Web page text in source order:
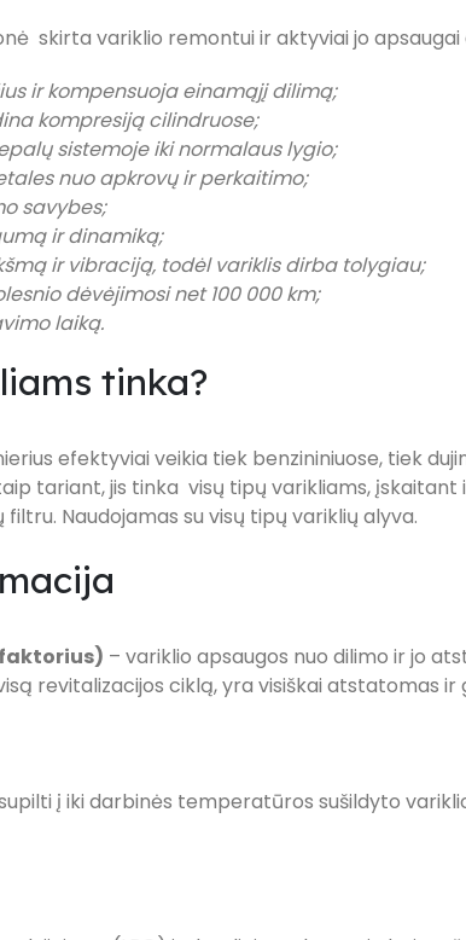
skirta variklio remontui ir aktyviai jo
ir kompensuoja einamąjį dilimą;
kompresiją cilindruose;
sistemoje iki normalaus lygio;
nuo apkrovų ir perkaitimo;
savybes;
ir dinamiką;
ir vibraciją, todėl variklis dirba tolygiau;
dėvėjimosi net 100 000 km;
laiką.
tinka?
efektyviai veikia tiek benzininiuose, tiek
tariant, jis tinka visų tipų varikliams,
Naudojamas su visų tipų variklių alyva.
faktorius) – variklio apsaugos nuo dilimo ir jo
revitalizacijos ciklą, yra visiškai atstatomas
į iki darbinės temperatūros sušildyto